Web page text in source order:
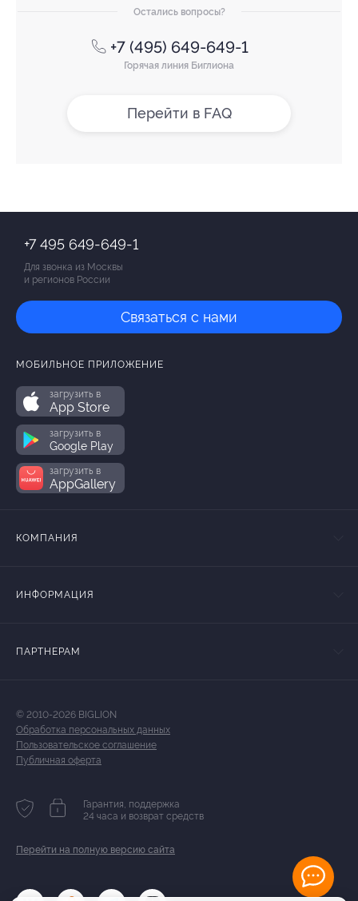
Остались вопросы?
+7 (495) 649-649-1
Горячая линия Биглиона
Перейти в FAQ
+7 495 649-649-1
Для звонка из Москвы
и регионов России
Связаться с нами
МОБИЛЬНОЕ ПРИЛОЖЕНИЕ
загрузить в
App Store
загрузить в
Google Play
загрузить в
AppGallery
КОМПАНИЯ
ИНФОРМАЦИЯ
ПАРТНЕРАМ
© 2010-2026 BIGLION
Обработка персональных данных
Пользовательское соглашение
Публичная оферта
Гарантия, поддержка
24 часа и возврат средств
Перейти на полную версию сайта